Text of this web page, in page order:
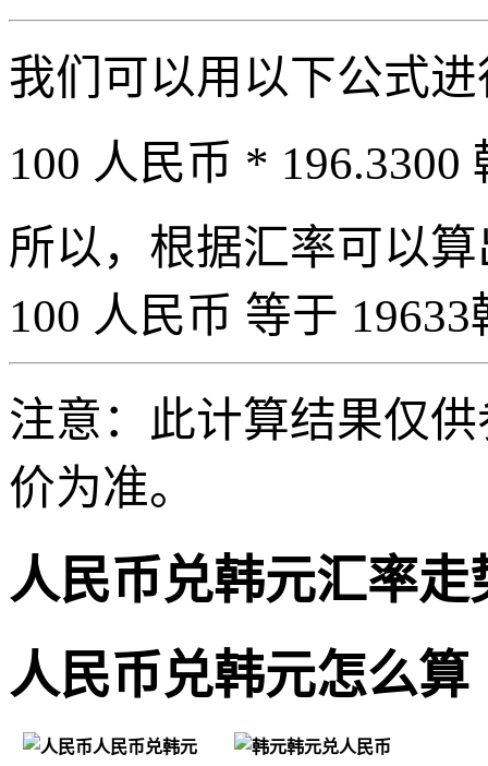
我们可以用以下公式
100 人民币 * 196.3300
所以，根据汇率可以
100 人民币 等于
注意：此计算结果仅
价为准。
人民币兑韩元汇率走
人民币兑韩元怎么算
人民币兑韩元
韩元兑人民币